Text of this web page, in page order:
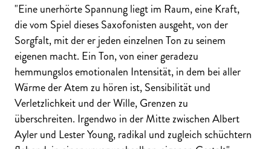
"Eine unerhörte Spannung liegt im Raum, eine Kraft,
die vom Spiel dieses Saxofonisten ausgeht, von der
Sorgfalt, mit der er jeden einzelnen Ton zu seinem
eigenen macht. Ein Ton, von einer geradezu
hemmungslos emotionalen Intensität, in dem bei aller
Wärme der Atem zu hören ist, Sensibilität und
Verletzlichkeit und der Wille, Grenzen zu
überschreiten. Irgendwo in der Mitte zwischen Albert
Ayler und Lester Young, radikal und zugleich schüchtern